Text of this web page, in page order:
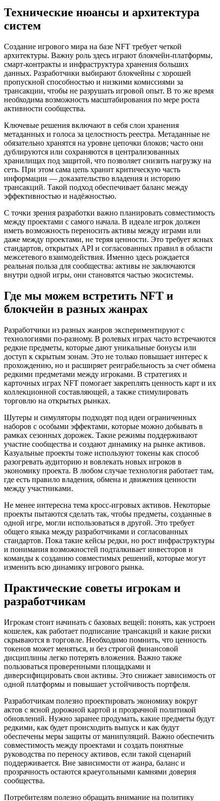
Технические нюансы и архитектура
систем
Создание игрового мира на базе NFT требует четкой
архитектуры. Важну роль здесь играют блокчейн‑платформы,
смарт‑контракты и инфраструктура хранения больших
данных. Разработчики выбирают блокчейны с хорошей
пропускной способностью и низкими комиссиями за
трансакции, чтобы не разрушать игровой опыт. В то же время
необходима возможность масштабирования по мере роста
активности сообщества.
Ключевые решения включают в себя слои хранения
метаданных и голоса за целостность реестра. Метаданные не
обязательно хранятся на уровне цепочки блоков; часто они
дублируются или сохраняются в централизованных
хранилищах под защитой, что позволяет снизить нагрузку на
сеть. При этом сама цепь хранит критическую часть
информации — доказательство владения и историю
трансакций. Такой подход обеспечивает баланс между
эффективностью и надёжностью.
С точки зрения разработки важно планировать совместимость
между проектами с самого начала. В идеале игрок должен
иметь возможность переносить активы между играми или
даже между проектами, не теряя ценности. Это требует ясных
стандартов, открытых API и согласованных правил в области
межсетевого взаимодействия. Именно здесь рождается
реальная польза для сообщества: активы не заключаются
внутри одной игры, они становятся частью экосистемы.
Где мы можем встретить NFT и
блокчейн в разных жанрах
Разработчики из разных жанров экспериментируют с
технологиями по-разному. В ролевых играх часто встречаются
редкие предметы, которые дают уникальные бонусы или
доступ к скрытым зонам. Это не только повышает интерес к
прохождению, но и расширяет реиграбельность за счет обмена
редкими предметами между игроками. В стратегиях и
карточных играх NFT помогает закреплять ценность карт и их
коллекционной составляющей, а также стимулировать
торговлю на открытых рынках.
Шутеры и симуляторы подходят под идеи ограниченных
наборов с особыми эффектами, которые можно добывать в
рамках сезонных дорожек. Такие режимы поддерживают
участие сообщества и создают динамику на рынке активов.
Казуальные проекты тоже используют токены как способ
разогревать аудиторию и вовлекать новых игроков в
экономику проекта. В любом случае технология работает там,
где есть правило владения, обмена и движения ценности
между участниками.
Не менее интересна тема кросс‑игровых активов. Некоторые
проекты пытаются сделать так, чтобы предметы, созданные в
одной игре, могли использоваться в другой. Это требует
общего языка между разработчиками и согласованных
стандартов. Пока такие кейсы редки, но рост инфраструктуры
и понимания возможностей подталкивает инвесторов и
команды к созданию совместимых решений, которые могут
изменить всю динамику игрового рынка.
Практические советы игрокам и
разработчикам
Игрокам стоит начинать с базовых вещей: понять, как устроен
кошелек, как работает подписание трансакций и какие риски
скрываются в торговле. Необходимо помнить, что ценность
токенов может меняться, и без строгой финансовой
дисциплины легко потерять вложения. Важно также
пользоваться проверенными площадками и
диверсифицировать свои активы. Это снижает зависимость от
одной платформы и повышает устойчивость портфеля.
Разработчикам полезно проектировать экономику вокруг
актов с ясной дорожной картой и прозрачной политикой
обновлений. Нужно заранее продумать, какие предметы будут
редкими, как будет происходить выпуск и как будут
обеспечены меры защиты от манипуляций. Важно обеспечить
совместимость между проектами и создать понятные
руководства по переносу активов, если такой сценарий
поддерживается. Вне зависимости от жанра, баланс и
прозрачность остаются краеугольными камнями доверия
сообщества.
Потребителям полезно обращать внимание на политику